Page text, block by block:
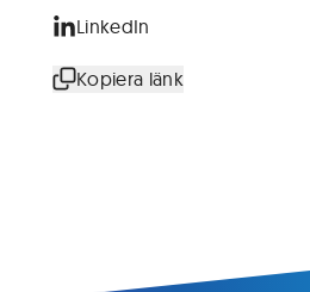
LinkedIn
Kopiera länk